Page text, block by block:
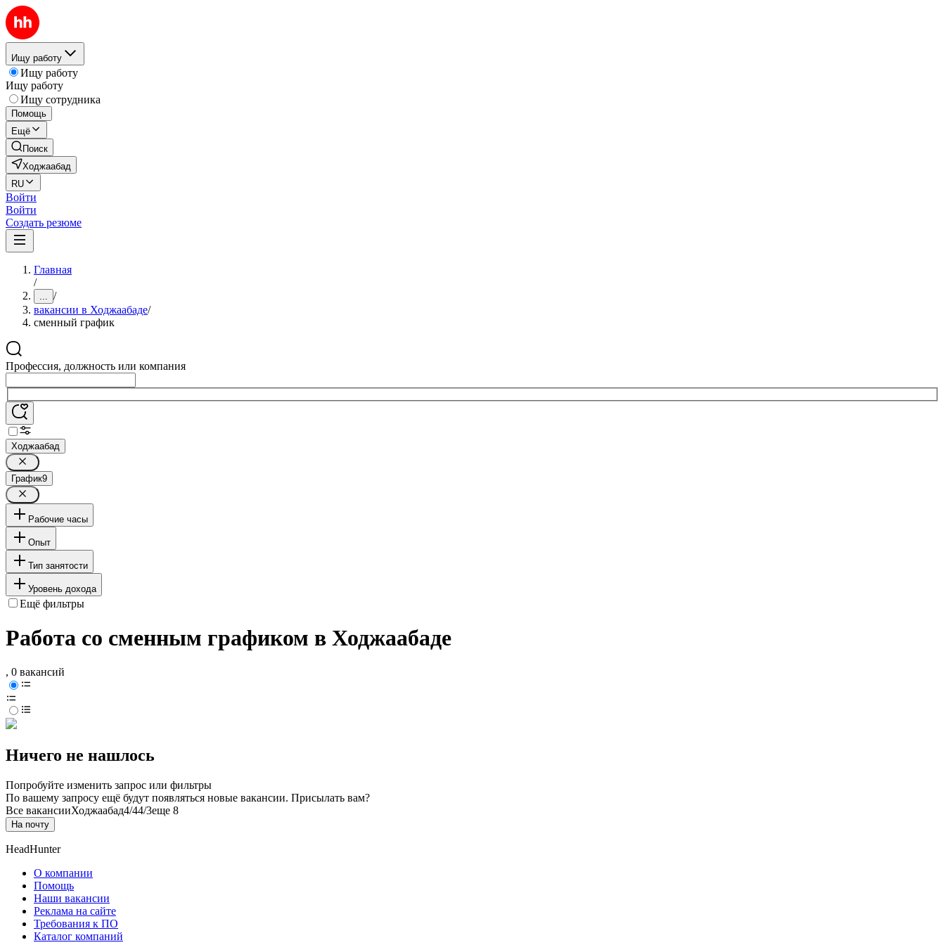
Ищу работу
Ищу работу
Ищу работу
Ищу сотрудника
Помощь
Ещё
Поиск
Ходжаабад
RU
Войти
Войти
Создать резюме
Главная
/
... /
вакансии в Ходжаабаде/
сменный график
Профессия, должность или компания
Ходжаабад
График9
Рабочие часы
Опыт
Тип занятости
Уровень дохода
Ещё фильтры
Работа со сменным графиком в Ходжаабаде
, 0 вакансий
Ничего не нашлось
Попробуйте изменить запрос или фильтры
По вашему запросу ещё будут появляться новые вакансии. Присылать вам?
Все вакансииХоджаабад4/44/3еще 8
На почту
HeadHunter
О компании
Помощь
Наши вакансии
Реклама на сайте
Требования к ПО
Каталог компаний